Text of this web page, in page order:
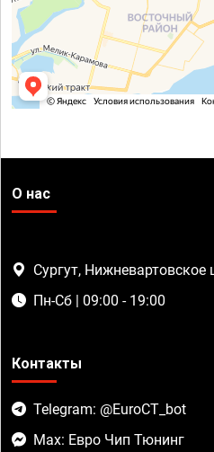
О нас
Сургут, Нижневартовское
Пн-Сб | 09:00 - 19:00
Контакты
Telegram: @EuroCT_bot
Max: Евро Чип Тюнинг